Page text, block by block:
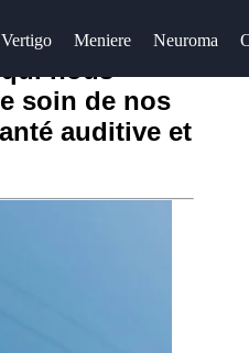
Vertigo Meniere Neuroma
nous
soin de nos
auditive et